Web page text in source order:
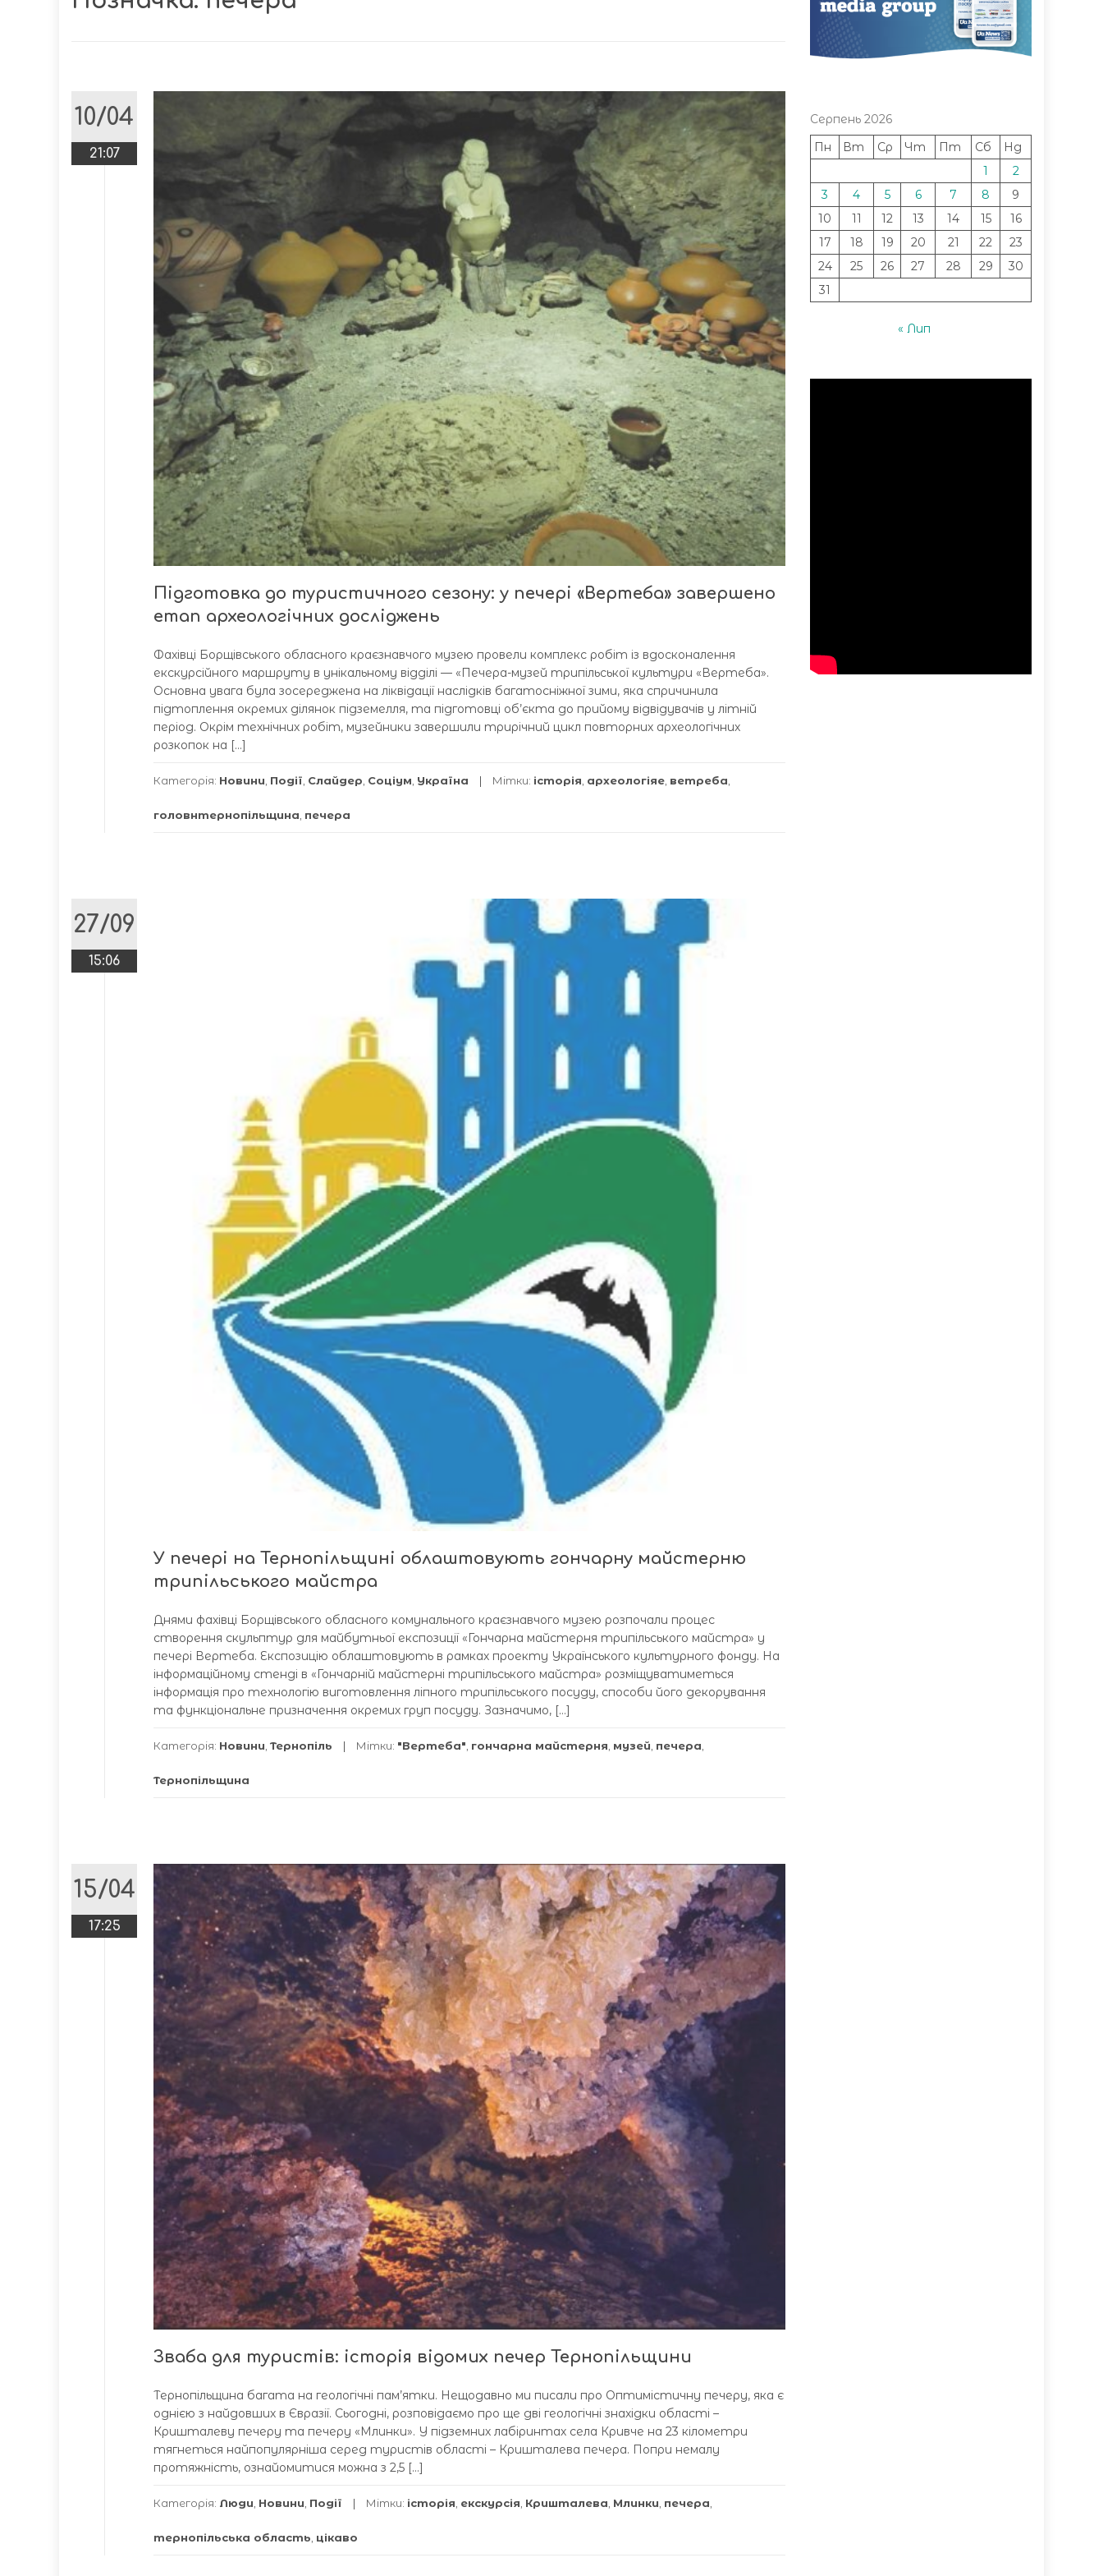
10/04
21:07
Підготовка до туристичного сезону: у печері «Вертеба» завершено
етап археологічних досліджень
Фахівці Борщівського обласного краєзнавчого музею провели комплекс робіт із вдосконалення
екскурсійного маршруту в унікальному відділі — «Печера-музей трипільської культури «Вертеба».
Основна увага була зосереджена на ліквідації наслідків багатосніжної зими, яка спричинила
підтоплення окремих ділянок підземелля, та підготовці об’єкта до прийому відвідувачів у літній
період. Окрім технічних робіт, музейники завершили трирічний цикл повторних археологічних
розкопок на […]
Категорія: Новини Події Слайдер Соціум Україна Мітки: історія археологіяе ветреба
головнтернопільщина печера
27/09
15:06
У печері на Тернопільщині облаштовують гончарну майстерню
трипільського майстра
Днями фахівці Борщівського обласного комунального краєзнавчого музею розпочали процес
створення скульптур для майбутньої експозиції «Гончарна майстерня трипільського майстра» у
печері Вертеба. Експозицію облаштовують в рамках проекту Українського культурного фонду. На
інформаційному стенді в «Гончарній майстерні трипільського майстра» розміщуватиметься
інформація про технологію виготовлення ліпного трипільського посуду, способи його декорування
та функціональне призначення окремих груп посуду. Зазначимо, […]
Категорія: Новини Тернопіль Мітки: "Вертеба" гончарна майстерня музей печера
Тернопільщина
15/04
17:25
Зваба для туристів: історія відомих печер Тернопільщини
Тернопільщина багата на геологічні пам’ятки. Нещодавно ми писали про Оптимістичну печеру, яка є
однією з найдовших в Євразії. Сьогодні, розповідаємо про ще дві геологічні знахідки області –
Кришталеву печеру та печеру «Млинки». У підземних лабіринтах села Кривче на 23 кілометри
тягнеться найпопулярніша серед туристів області – Кришталева печера. Попри немалу
протяжність, ознайомитися можна з 2,5 […]
Категорія: Люди Новини Події Мітки: історія екскурсія Кришталева Млинки печера
тернопільська область цікаво
Серпень 2026
Пн
Вт Ср Чт Пт Сб
Нд
1
2
3
4 5 6 7 8
9
10
11 12 13 14 15
16
17
18 19 20 21 22
23
24
25 26 27 28 29
30
31
« Лип